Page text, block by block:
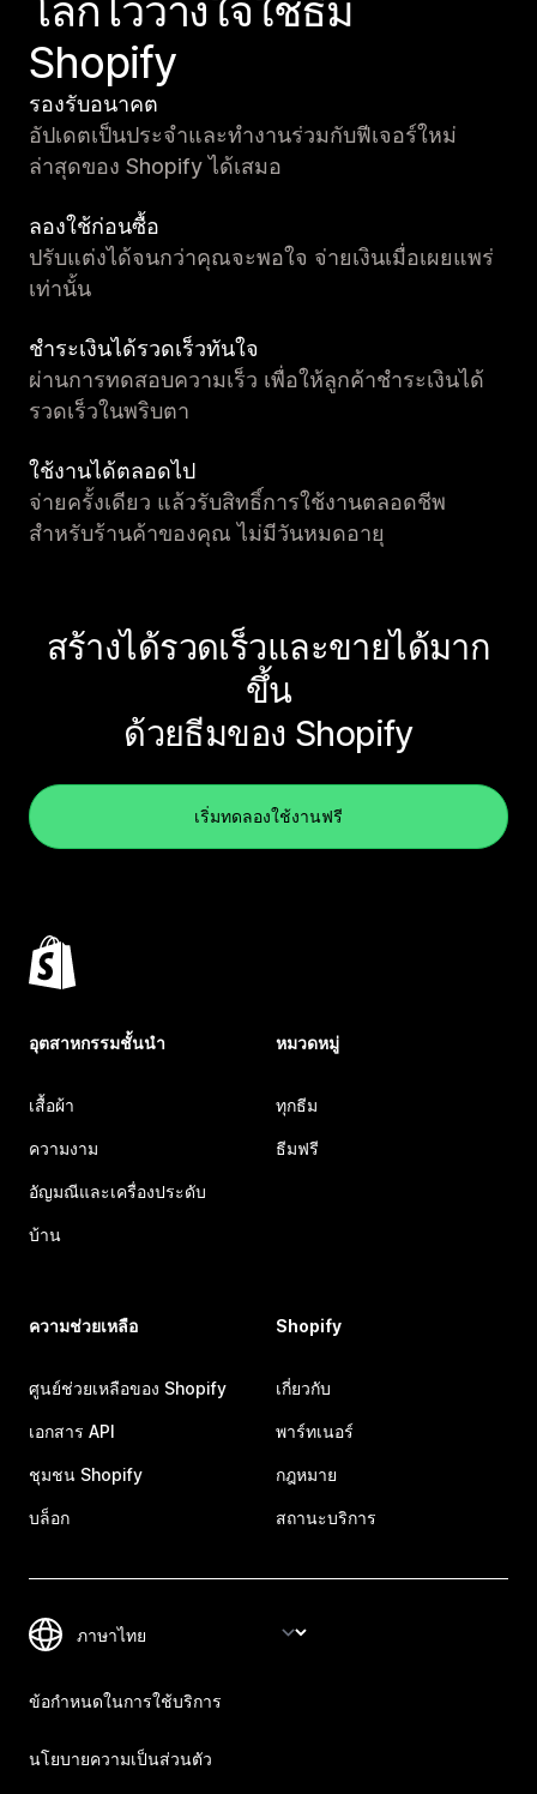
โลกไว้วางใจใช้ธีม
Shopify
รองรับอนาคต
อัปเดตเป็นประจำและทำงานร่วมกับฟีเจอร์ใหม่
ล่าสุดของ Shopify ได้เสมอ
ลองใช้ก่อนซื้อ
ปรับแต่งได้จนกว่าคุณจะพอใจ จ่ายเงินเมื่อเผยแพร่
เท่านั้น
ชำระเงินได้รวดเร็วทันใจ
ผ่านการทดสอบความเร็ว เพื่อให้ลูกค้าชำระเงินได้
รวดเร็วในพริบตา
ใช้งานได้ตลอดไป
จ่ายครั้งเดียว แล้วรับสิทธิ์การใช้งานตลอดชีพ
สำหรับร้านค้าของคุณ ไม่มีวันหมดอายุ
สร้างได้รวดเร็วและขายได้มาก
ขึ้น
ด้วยธีมของ Shopify
เริ่มทดลองใช้งานฟรี
อุตสาหกรรมชั้นนำ
เสื้อผ้า
ความงาม
อัญมณีและเครื่องประดับ
บ้าน
หมวดหมู่
ทุกธีม
ธีมฟรี
ความช่วยเหลือ
ศูนย์ช่วยเหลือของ Shopify
เอกสาร API
ชุมชน Shopify
บล็อก
Shopify
เกี่ยวกับ
พาร์ทเนอร์
กฎหมาย
สถานะบริการ
ข้อกำหนดในการใช้บริการ
นโยบายความเป็นส่วนตัว